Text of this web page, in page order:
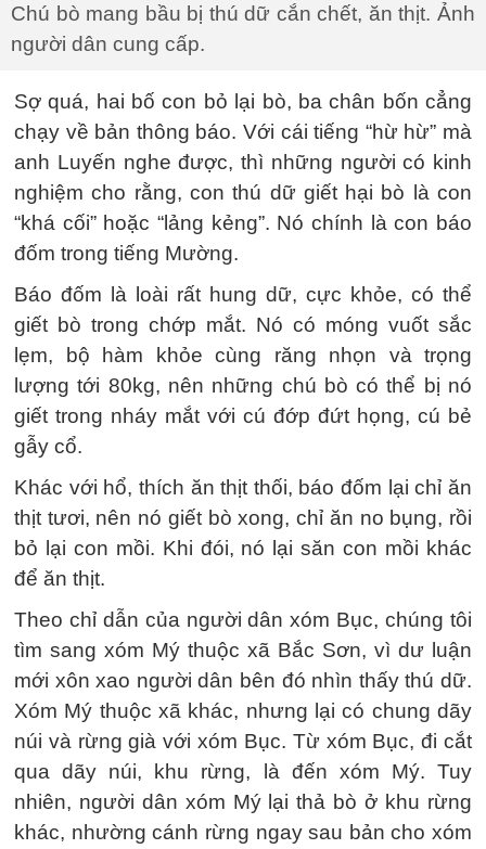
Chú bò mang bầu bị thú dữ cắn chết, ăn thịt. Ảnh
người dân cung cấp.
Sợ quá, hai bố con bỏ lại bò, ba chân bốn cẳng
chạy về bản thông báo. Với cái tiếng “hừ hừ” mà
anh Luyến nghe được, thì những người có kinh
nghiệm cho rằng, con thú dữ giết hại bò là con
“khá cối” hoặc “lảng kẻng”. Nó chính là con báo
đốm trong tiếng Mường.
Báo đốm là loài rất hung dữ, cực khỏe, có thể
giết bò trong chớp mắt. Nó có móng vuốt sắc
lẹm, bộ hàm khỏe cùng răng nhọn và trọng
lượng tới 80kg, nên những chú bò có thể bị nó
giết trong nháy mắt với cú đớp đứt họng, cú bẻ
gẫy cổ.
Khác với hổ, thích ăn thịt thối, báo đốm lại chỉ ăn
thịt tươi, nên nó giết bò xong, chỉ ăn no bụng, rồi
bỏ lại con mồi. Khi đói, nó lại săn con mồi khác
để ăn thịt.
Theo chỉ dẫn của người dân xóm Bục, chúng tôi
tìm sang xóm Mý thuộc xã Bắc Sơn, vì dư luận
mới xôn xao người dân bên đó nhìn thấy thú dữ.
Xóm Mý thuộc xã khác, nhưng lại có chung dãy
núi và rừng già với xóm Bục. Từ xóm Bục, đi cắt
qua dãy núi, khu rừng, là đến xóm Mý. Tuy
nhiên, người dân xóm Mý lại thả bò ở khu rừng
khác, nhường cánh rừng ngay sau bản cho xóm